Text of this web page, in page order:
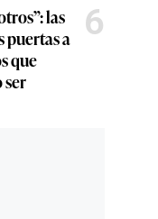
las
puertas a
que
ser
6